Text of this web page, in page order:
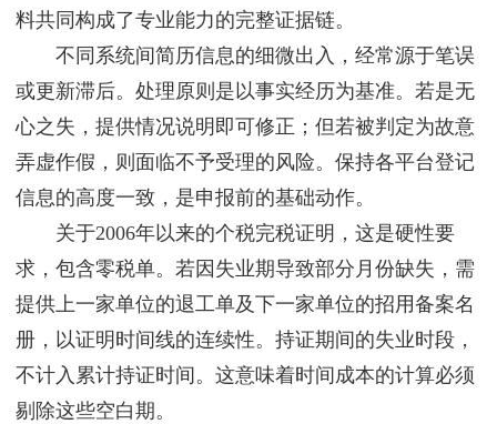
料共同构成了专业能力的完整证据链。
不同系统间简历信息的细微出入，经常源于笔误
或更新滞后。处理原则是以事实经历为基准。若是无
心之失，提供情况说明即可修正；但若被判定为故意
弄虚作假，则面临不予受理的风险。保持各平台登记
信息的高度一致，是申报前的基础动作。
关于2006年以来的个税完税证明，这是硬性要
求，包含零税单。若因失业期导致部分月份缺失，需
提供上一家单位的退工单及下一家单位的招用备案名
册，以证明时间线的连续性。持证期间的失业时段，
不计入累计持证时间。这意味着时间成本的计算必须
剔除这些空白期。